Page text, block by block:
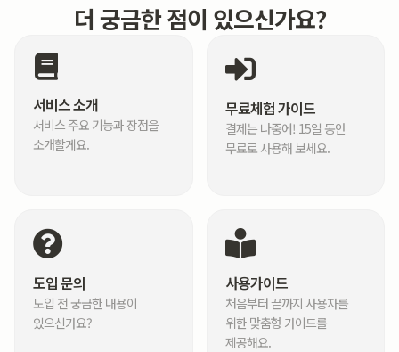
더 궁금한 점이 있으신가요?
서비스 소개
서비스 주요 기능과 장점을
소개할게요.
무료체험 가이드
결제는 나중에! 15일 동안
무료로 사용해 보세요.
도입 문의
도입 전 궁금한 내용이
있으신가요?
사용가이드
처음부터 끝까지 사용자를
위한 맞춤형 가이드를
제공해요.